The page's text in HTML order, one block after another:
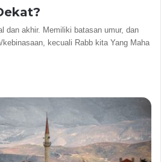
dan akhir. Memiliki batasan umur, dan
kecuali Rabb kita Yang Maha